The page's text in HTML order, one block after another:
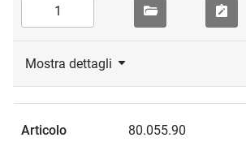
Mostra dettagli
80.055.90